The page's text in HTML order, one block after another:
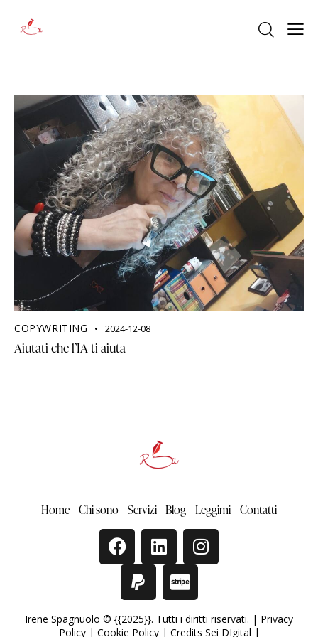
COPYWRITING 2024-12-08
Aiutati che l’IA ti aiuta
Home Chi sono Servizi Blog Leggimi Contatti
Irene Spagnuolo © {{2025}}. Tutti i diritti riservati. | Privacy
Policy| Cookie Policy| Credits Sei DIgital |